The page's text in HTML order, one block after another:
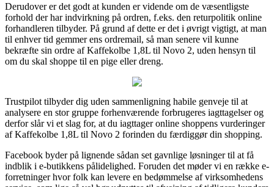
Derudover er det godt at kunden er vidende om de væsentligste
forhold der har indvirkning på ordren, f.eks. den returpolitik online
forhandleren tilbyder. På grund af dette er det i øvrigt vigtigt, at man
til enhver tid gemmer ens ordremail, så man senere vil kunne
bekræfte sin ordre af Kaffekolbe 1,8L til Novo 2, uden hensyn til
om du skal shoppe til en pige eller dreng.
Trustpilot tilbyder dig uden sammenligning habile genveje til at
analysere en stor gruppe forhenværende forbrugeres iagttagelser og
derfor slår vi et slag for, at du iagttager online shoppens vurderinger
af Kaffekolbe 1,8L til Novo 2 forinden du færdiggør din shopping.
Facebook byder på lignende sådan set gavnlige løsninger til at få
indblik i e-butikkens pålidelighed. Foruden det møder vi en række e-
forretninger hvor folk kan levere en bedømmelse af virksomhedens